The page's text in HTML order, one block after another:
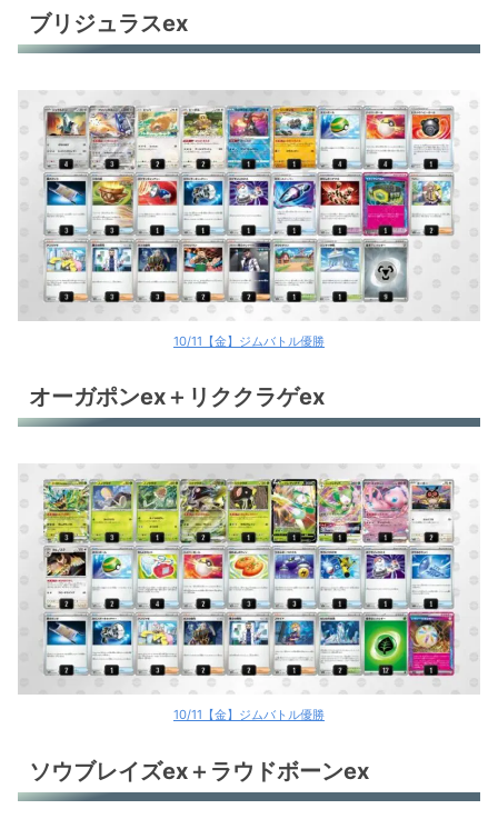
オリジンパルキアV
テラパゴスex
テツノイバラex
古代バレット
古代バレット
古代バレット
サーフゴーex
サーフゴーex
ポケカ環境デッキレシピ
ブリジュラスex
10/11【金】ジムバトル優勝
オーガポンex＋リククラゲex
10/11【金】ジムバトル優勝
ソウブレイズex＋ラウドボーンex